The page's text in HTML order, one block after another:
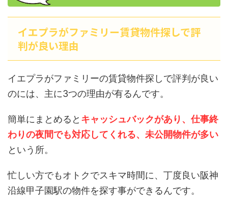
イエプラがファミリー賃貸物件探しで評
判が良い理由
イエプラがファミリーの賃貸物件探しで評判が良い
のには、主に3つの理由が有るんです。
簡単にまとめると キャッシュバックがあり、仕事終
わりの夜間でも対応してくれる、未公開物件が多い
という所。
忙しい方でもオトクでスキマ時間に、丁度良い阪神
沿線甲子園駅の物件を探す事ができるんです。